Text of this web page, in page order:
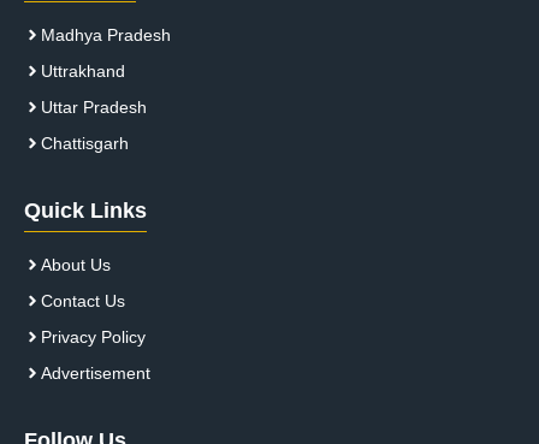
Madhya Pradesh
Uttrakhand
Uttar Pradesh
Chattisgarh
Quick Links
About Us
Contact Us
Privacy Policy
Advertisement